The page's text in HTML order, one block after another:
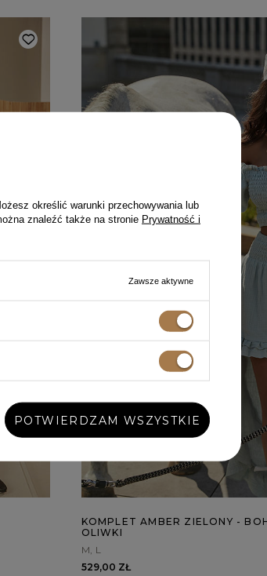
KOMPLET AMBER ZIELONY -
OLIWKI
M L
529,00 ZŁ
określić warunki przechowywania lub
znaleźć także na stronie Prywatność i
Zawsze aktywne
POTWIERDZAM WSZYSTKIE